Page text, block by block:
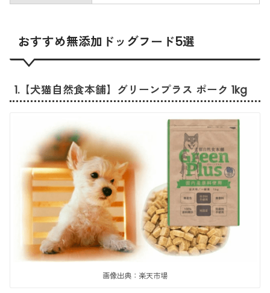
おすすめ無添加ドッグフード5選
1.【犬猫自然食本舗】グリーンプラス ポーク 1kg
画像出典：楽天市場